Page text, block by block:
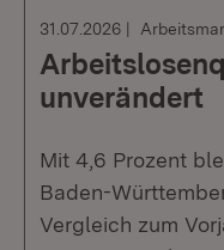
31.07.2026
unverändert
Mit 4,6 Prozent
Baden-
Vergleich zum